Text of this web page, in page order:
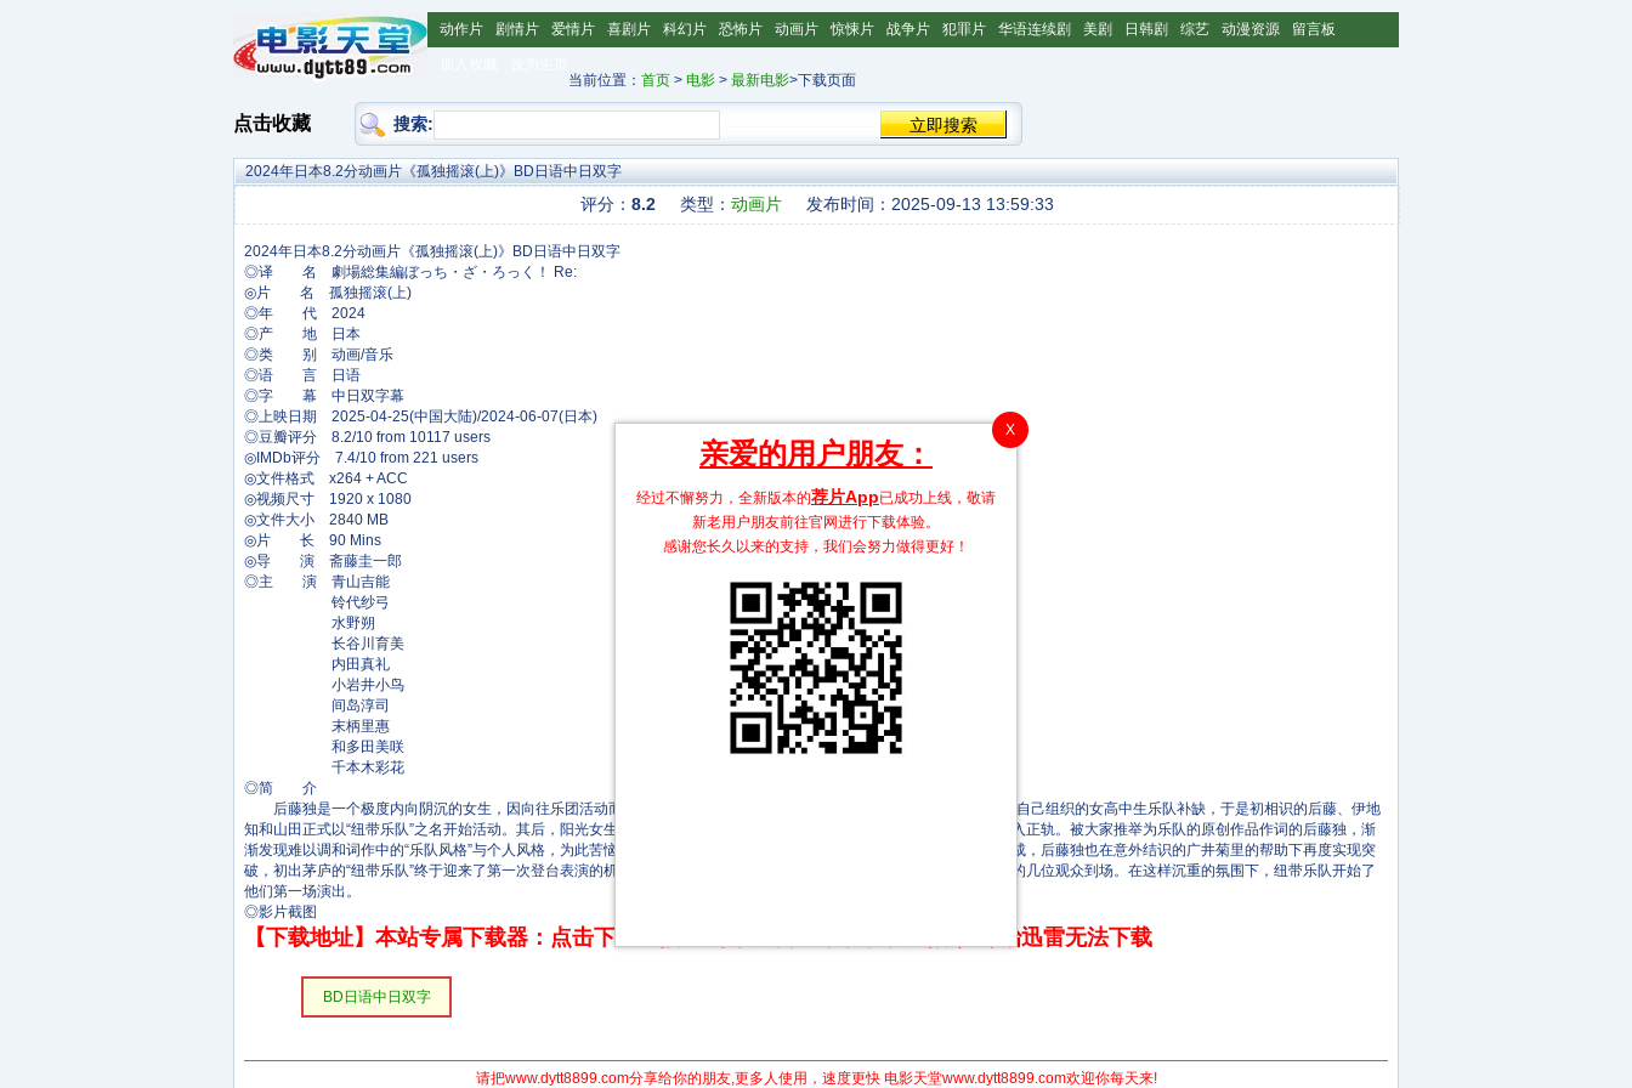
动作片 剧情片 爱情片 喜剧片 科幻片 恐怖片 动画片 惊悚片 战争片 犯罪片 华语连续剧 美剧 日韩剧 综艺 动漫资源 留言板
当前位置： 首页 > 电影 > 最新电影>下载页面
点击收藏 搜索:
2024年日本8.2分动画片《孤独摇滚(上)》BD日语中日双字
评分： 8.2 类型： 动画片 发布时间：2025-09-13 13:59:33
◎译 名 劇場総集編ぼっち・ざ・ろっく！ Re:
◎片 名 孤独摇滚(上)
◎年 代 2024
◎产 地 日本
◎类 别 动画/音乐
◎语 言 日语
◎字 幕 中日双字幕
◎上映日期 2025-04-25(中国大陆)/2024-06-07(日本)
◎豆瓣评分 8.2/10 from 10117 users
◎IMDb评分 7.4/10 from 221 users
◎文件格式 x264 + ACC
◎视频尺寸 1920 x 1080
◎文件大小 2840 MB
◎片 长 90 Mins
◎导 演 斋藤圭一郎
◎主 演 青山吉能
铃代纱弓
水野朔
长谷川育美
内田真礼
小岩井小鸟
间岛淳司
末柄里惠
和多田美咲
千本木彩花
◎简 介
后藤独是一个极度内向阴沉的女生，因向往乐团活动而开始练习吉他。某天，后藤独在路上被鼓手伊地知虹夏邀请去自己组织的女高中生乐队补缺，于是初相识的后藤、伊地
知和山田正式以“纽带乐队”之名开始活动。其后，阳光女生喜多也加入团队，个性鲜明的四个女孩各司其职，乐队准备步入正轨。被大家推举为乐队的原创作品作词的后藤独，渐
渐发现难以调和词作中的“乐队风格”与个人风格，为此苦恼不已。经过一番自我探索与朋友的鼓励，原创曲目终于创作完成，后藤独也在意外结识的广井菊里的帮助下再度实现突
破，初出茅庐的“纽带乐队”终于迎来了第一次登台表演的机会。没想到演出当日受到台风的影响，直到开场前也只有零散的几位观众到场。在这样沉重的氛围下，纽带乐队开始了
他们第一场演出。
◎影片截图
【下载地址】本站专属下载器：点击下方链接 即可享受高速下载和在线播放 专治迅雷无法下载
BD日语中日双字
请把www.dytt8899.com分享给你的朋友,更多人使用，速度更快 电影天堂www.dytt8899.com欢迎你每天来!
X
亲爱的用户朋友：
经过不懈努力，全新版本的荐片App已成功上线，敬请
新老用户朋友前往官网进行下载体验。
感谢您长久以来的支持，我们会努力做得更好！